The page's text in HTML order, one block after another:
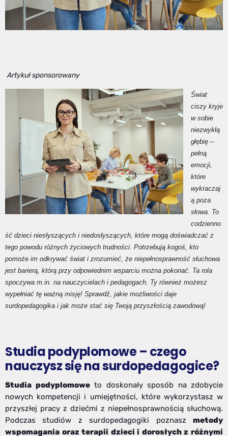
Artykuł sponsorowany
Świat
ciszy kryje
w sobie
niezwykłą
głębię –
pełną
emocji,
które
wykraczaj
ą poza
słowa. To
codzienno
ść dzieci niesłyszących i niedosłyszących, które mogą doświadczać z
tego powodu różnych życiowych trudności. Potrzebują kogoś, kto
pomoże im odkrywać świat i zrozumieć, że niepełnosprawność słuchowa
jest barierą, którą przy odpowiednim wsparciu można pokonać. Ta rola
spoczywa m.in. na nauczycielach i pedagogach. Ty również możesz
wypełniać tę ważną misję! Sprawdź, jakie możliwości daje
surdopedagogika i jak może stać się Twoją przyszłością zawodową!
Studia podyplomowe – czego
nauczysz się na surdopedagogice?
Studia podyplomoweto doskonały sposób na zdobycie
nowych kompetencji i umiejętności, które wykorzystasz w
przyszłej pracy z dziećmi z niepełnosprawnością słuchową.
Podczas studiów z surdopedagogiki poznasz metody
wspomagania oraz terapii dzieci i dorosłych z różnymi